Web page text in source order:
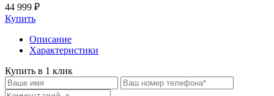
44 999 ₽
Купить
Описание
Характеристики
Купить в 1 клик